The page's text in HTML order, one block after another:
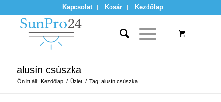
Kapcsolat Kosár Kezdőlap
alusín csúszka
Ön itt áll: Kezdőlap / Üzlet / Tag: alusín csúszka